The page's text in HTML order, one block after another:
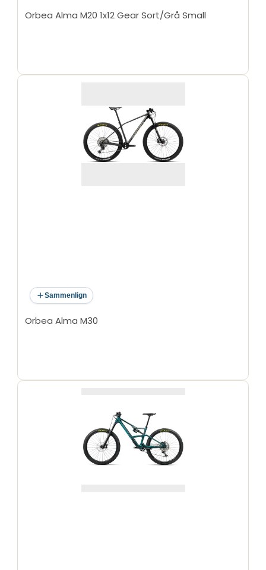
Orbea Alma M20 1x12 Gear Sort/Grå Small
Sammenlign
Orbea Alma M30